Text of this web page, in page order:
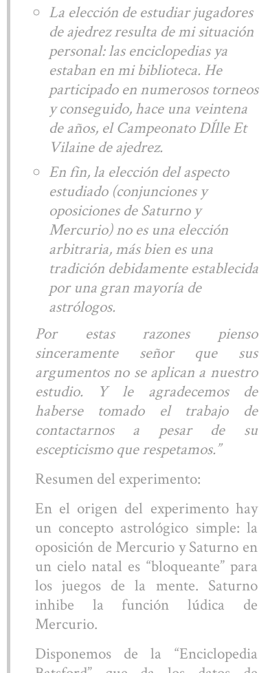
La elección de estudiar jugadores
de ajedrez resulta de mi situación
personal: las enciclopedias ya
estaban en mi biblioteca. He
participado en numerosos torneos
y conseguido, hace una veintena
de años, el Campeonato DÍlle Et
Vilaine de ajedrez.
En fin, la elección del aspecto
estudiado (conjunciones y
oposiciones de Saturno y
Mercurio) no es una elección
arbitraria, más bien es una
tradición debidamente establecida
por una gran mayoría de
astrólogos.
Por estas razones pienso
sinceramente señor que sus
argumentos no se aplican a nuestro
estudio. Y le agradecemos de
haberse tomado el trabajo de
contactarnos a pesar de su
escepticismo que respetamos.”
Resumen del experimento:
En el origen del experimento hay
un concepto astrológico simple: la
oposición de Mercurio y Saturno en
un cielo natal es “bloqueante” para
los juegos de la mente. Saturno
inhibe la función lúdica de
Mercurio.
Disponemos de la “Enciclopedia